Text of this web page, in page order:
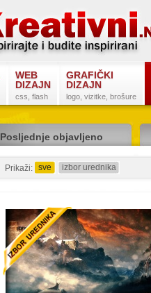
WEB
DIZAJN
css, flash
GRAFIČKI
DIZAJN
logo, vizitke, brošure
Posljednje objavljeno
Prikaži: sve izbor urednika